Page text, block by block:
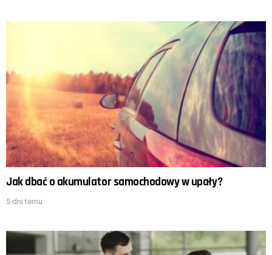
Jak dbać o akumulator samochodowy w upały?
5 dni temu